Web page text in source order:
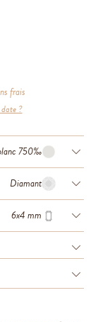
frais
?
750‰
Diamant
6x4 mm